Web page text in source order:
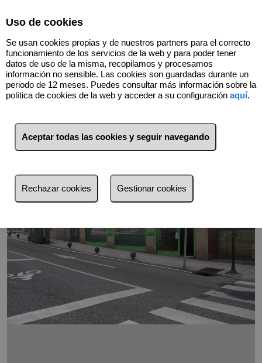
Volver
Uso de cookies
Se usan cookies propias y de nuestros partners para el correcto
funcionamiento de los servicios de la web y para poder tener
datos de uso de la misma, recopilamos y procesamos
información no sensible. Las cookies son guardadas durante un
periodo de 12 meses. Puedes consultar más información sobre la
política de cookies de la web y acceder a su configuración aquí.
Aceptar todas las cookies y seguir navegando
Rechazar cookies Gestionar cookies